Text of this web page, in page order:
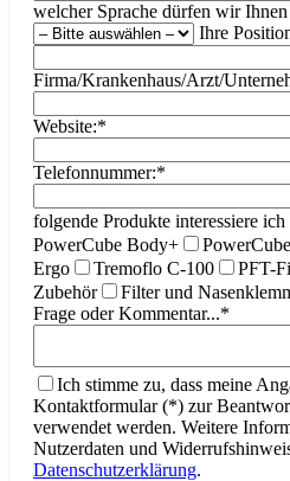
welcher Sprache dürfen wir
Ihre
Firma/Krankenhaus/Arzt/
Website:*
Telefonnummer:*
folgende Produkte interessiere
PowerCube Body+
Ergo
Tremoflo C-100 PFT-
Zubehör
Filter und
Frage oder Kommentar...*
Ich stimme zu, dass meine
Kontaktformular (*) zur
verwendet werden. Weitere
Nutzerdaten und
Datenschutzerklärung.